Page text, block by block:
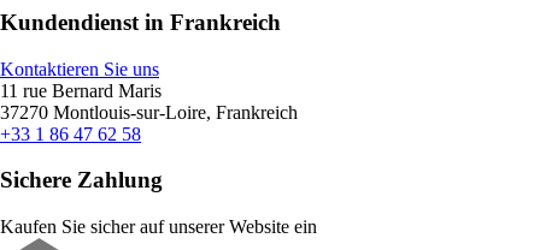
Kundendienst in Frankreich
Kontaktieren Sie uns
11 rue Bernard Maris
37270 Montlouis-sur-Loire, Frankreich
+33 1 86 47 62 58
Sichere Zahlung
Kaufen Sie sicher auf unserer Website ein